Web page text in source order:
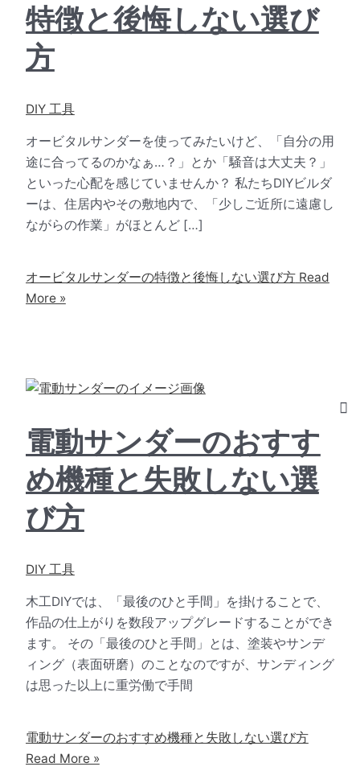
特徴と後悔しない選び
方
DIY 工具
オービタルサンダーを使ってみたいけど、「自分の用
途に合ってるのかなぁ…？」とか「騒音は大丈夫？」
といった心配を感じていませんか？ 私たちDIYビルダ
ーは、住居内やその敷地内で、「少しご近所に遠慮し
ながらの作業」がほとんど […]
オービタルサンダーの特徴と後悔しない選び方Read
More »
電動サンダーのおすす
め機種と失敗しない選
び方
DIY 工具
木工DIYでは、「最後のひと手間」を掛けることで、
作品の仕上がりを数段アップグレードすることができ
ます。 その「最後のひと手間」とは、塗装やサンデ
ィング（表面研磨）のことなのですが、サンディング
は思った以上に重労働で手間
電動サンダーのおすすめ機種と失敗しない選び方
Read More »